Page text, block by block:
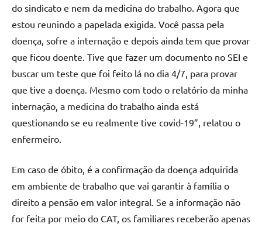
do sindicato e nem da medicina do trabalho. Agora que
estou reunindo a papelada exigida. Você passa pela
doença, sofre a internação e depois ainda tem que provar
que ficou doente. Tive que fazer um documento no SEI e
buscar um teste que foi feito lá no dia 4/7, para provar
que tive a doença. Mesmo com todo o relatório da minha
internação, a medicina do trabalho ainda está
questionando se eu realmente tive covid-19”, relatou o
enfermeiro.
Em caso de óbito, é a confirmação da doença adquirida
em ambiente de trabalho que vai garantir à família o
direito a pensão em valor integral. Se a informação não
for feita por meio do CAT, os familiares receberão apenas